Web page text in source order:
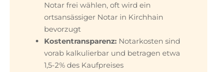
Notar frei wählen, oft wird ein
ortsansässiger Notar in Kirchhain
bevorzugt
Kostentransparenz: Notarkosten sind
vorab kalkulierbar und betragen etwa
1,5-2% des Kaufpreises